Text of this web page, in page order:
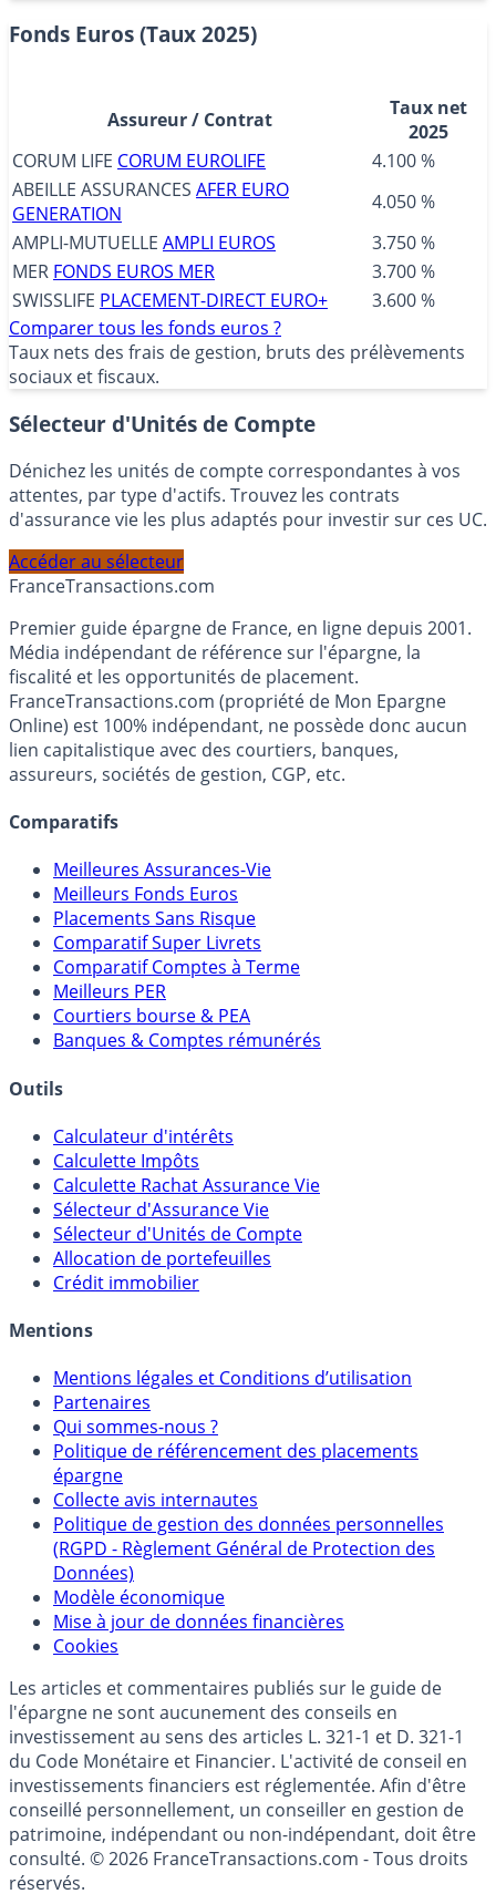
Fonds Euros (Taux 2025)
Assureur / Contrat
Taux net
2025
CORUM LIFE CORUM EUROLIFE
4.100 %
ABEILLE ASSURANCES AFER EURO
GENERATION
4.050 %
AMPLI-MUTUELLE AMPLI EUROS
3.750 %
MER FONDS EUROS MER
3.700 %
SWISSLIFE PLACEMENT-DIRECT EURO+
3.600 %
Comparer tous les fonds euros ?
Taux nets des frais de gestion, bruts des prélèvements
sociaux et fiscaux.
Sélecteur d'Unités de Compte
Dénichez les unités de compte correspondantes à vos
attentes, par type d'actifs. Trouvez les contrats
d'assurance vie les plus adaptés pour investir sur ces UC.
Accéder au sélecteur
FranceTransactions.com
Premier guide épargne de France, en ligne depuis 2001.
Média indépendant de référence sur l'épargne, la
fiscalité et les opportunités de placement.
FranceTransactions.com (propriété de Mon Epargne
Online) est 100% indépendant, ne possède donc aucun
lien capitalistique avec des courtiers, banques,
assureurs, sociétés de gestion, CGP, etc.
Comparatifs
Meilleures Assurances-Vie
Meilleurs Fonds Euros
Placements Sans Risque
Comparatif Super Livrets
Comparatif Comptes à Terme
Meilleurs PER
Courtiers bourse & PEA
Banques & Comptes rémunérés
Outils
Calculateur d'intérêts
Calculette Impôts
Calculette Rachat Assurance Vie
Sélecteur d'Assurance Vie
Sélecteur d'Unités de Compte
Allocation de portefeuilles
Crédit immobilier
Mentions
Mentions légales et Conditions d’utilisation
Partenaires
Qui sommes-nous ?
Politique de référencement des placements
épargne
Collecte avis internautes
Politique de gestion des données personnelles
(RGPD - Règlement Général de Protection des
Données)
Modèle économique
Mise à jour de données financières
Cookies
Les articles et commentaires publiés sur le guide de
l'épargne ne sont aucunement des conseils en
investissement au sens des articles L. 321-1 et D. 321-1
du Code Monétaire et Financier. L'activité de conseil en
investissements financiers est réglementée. Afin d'être
conseillé personnellement, un conseiller en gestion de
patrimoine, indépendant ou non-indépendant, doit être
consulté. © 2026 FranceTransactions.com - Tous droits
réservés.